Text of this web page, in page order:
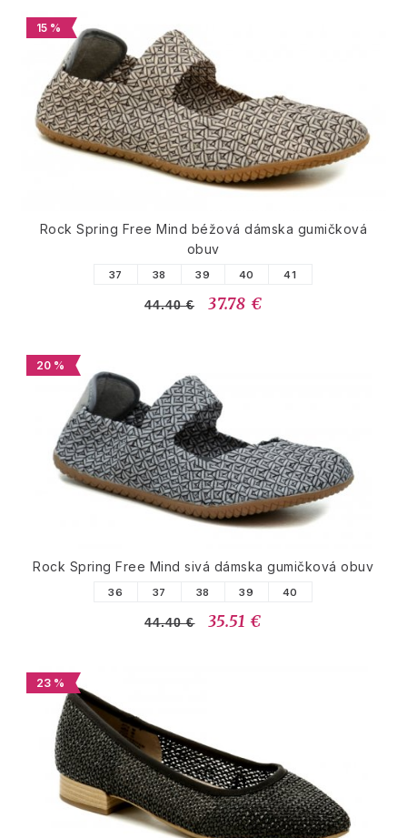
15 %
Rock Spring Free Mind béžová dámska gumičková
obuv
37 38 39 40 41
44.40 € 37.78 €
20 %
Rock Spring Free Mind sivá dámska gumičková obuv
36 37 38 39 40
44.40 € 35.51 €
23 %